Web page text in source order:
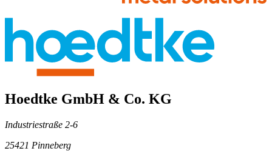
Hoedtke GmbH & Co. KG
Industriestraße 2-6
25421 Pinneberg